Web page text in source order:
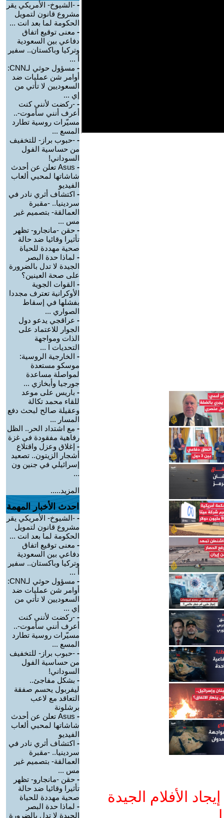
الأفلام الجيدة
- -الشيوخ- الأمريكي يقر
مشروع قانون لتمويل
الحكومة لما بعد انت ...
- معنى توقيع اتفاق
دفاعي بين السعودية
وتركيا وباكستان.. سفير
أ ...
-
مسؤول حوثي لـCNN:
أوامر شن عمليات ضد
السعوديين لا تأتي من
إي ...
- -ركضت لأنني كنت
أعرف أنني سأموت-..
مسيّرات روسية تطارد
المسع ...
- -حبوب براز- للتخفيف
من حساسية الفول
السوداني!
-
Asus تعلن عن أحدث
شاشاتها لمحبي ألعاب
الفيديو
- اكتشاف أثري نادر في
سردينيا.. -مقبرة
العمالقة- بتصميم غير
مس ...
- حقن -مانجارو- تظهر
تأثيرا وقائيا ضد حالة
صحية مهددة للحياة
- لماذا حدة البصر
الجيدة لا تدل بالضرورة
على صحة العينين؟
- القوات الجوية
الأوكرانية تعترف مجددا
بفشلها في إسقاط
الصواري ...
- عراقجي يدعو دول
الجوار للاعتماد على
الذات ومواجهة
التحديات ا ...
- الخارجية الروسية:
موسكو مستعدة
لمواصلة مساعدة
جورجيا وأبخازي ...
- باريس على موعد
للقاء محمد تكالة
وعقيلة صالح لبحث دفع
المسار ...
- مع اشتداد الحر.. الظل
رفاهية مفقودة في غزة
- إغلاق وعزل واقتلاع
أشجار الزيتون.. تصعيد
إسرائيلي في جنين ون
...
المزيد.....
احدث الأخبار المهمة
- -الشيوخ- الأمريكي يقر
مشروع قانون لتمويل
الحكومة لما بعد انت ...
- معنى توقيع اتفاق
دفاعي بين السعودية
وتركيا وباكستان.. سفير
أ ...
-
مسؤول حوثي لـCNN:
أوامر شن عمليات ضد
السعوديين لا تأتي من
إي ...
- -ركضت لأنني كنت
أعرف أنني سأموت-..
مسيّرات روسية تطارد
المسع ...
- -حبوب براز- للتخفيف
من حساسية الفول
السوداني!
- بشكل مفاجئ..
ليفربول يحسم صفقة
التعاقد مع لاعب
برشلونة
-
Asus تعلن عن أحدث
شاشاتها لمحبي ألعاب
الفيديو
- اكتشاف أثري نادر في
سردينيا.. -مقبرة
العمالقة- بتصميم غير
مس ...
- حقن -مانجارو- تظهر
تأثيرا وقائيا ضد حالة
صحية مهددة للحياة
- لماذا حدة البصر
الجيدة لا تدل بالضرورة